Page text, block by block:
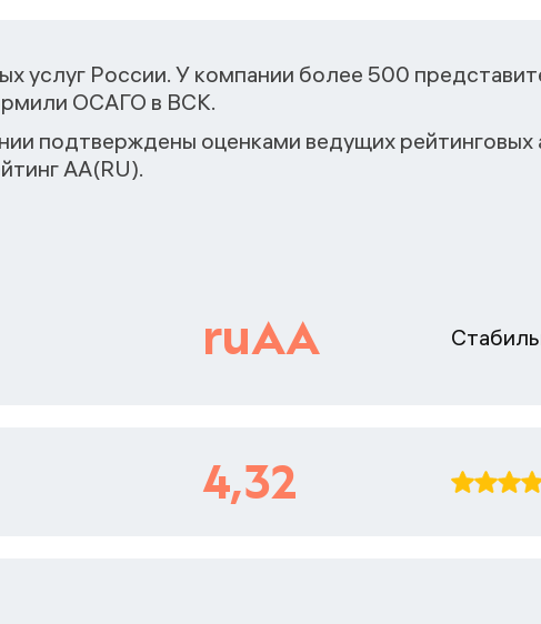
услуг России. У компании более 500
ОСАГО в ВСК.
подтверждены оценками ведущих рейтинговых
АА(RU).
ruAA
4,32